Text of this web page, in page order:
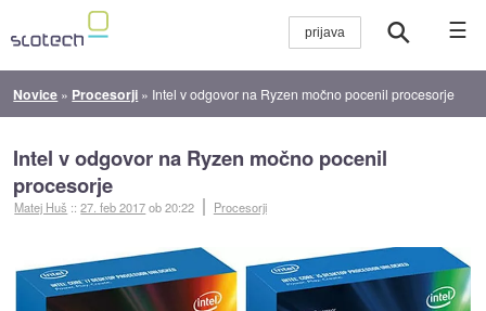
☰
Novice » Procesorji » Intel v odgovor na Ryzen močno pocenil procesorje
Intel v odgovor na Ryzen močno pocenil
procesorje
Matej Huš ::27. feb 2017ob 20:22 Procesorji